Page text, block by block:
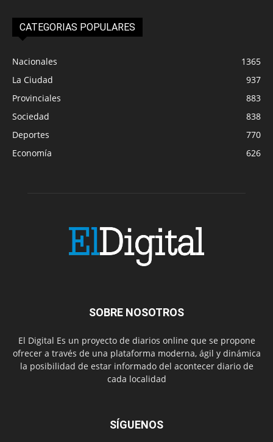
CATEGORIAS POPULARES
Nacionales
1365
La Ciudad
937
Provinciales
883
Sociedad
838
Deportes
770
Economía
626
SOBRE NOSOTROS
El Digital Es un proyecto de diarios online que se propone
ofrecer a través de una plataforma moderna, ágil y dinámica
la posibilidad de estar informado del acontecer diario de
cada localidad
SÍGUENOS